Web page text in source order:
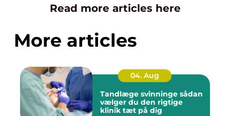
Read more articles here
More articles
04. Aug
Tandlæge svinninge sådan
vælger du den rigtige
klinik tæt på dig